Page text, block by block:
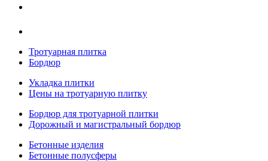
Тротуарная плитка
Бордюр
Укладка плитки
Цены на тротуарную плитку
Бордюр для тротуарной плитки
Дорожный и магистральный бордюр
Бетонные изделия
Бетонные полусферы